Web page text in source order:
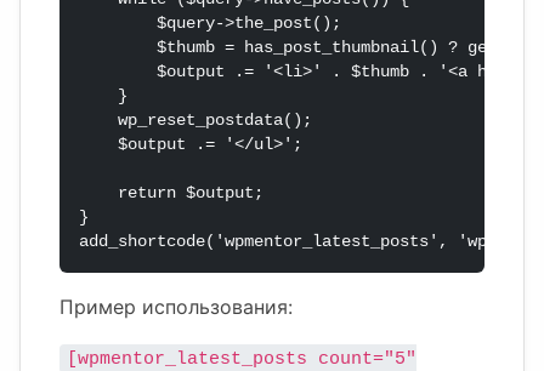
        $query->the_post();
$thumb = has_post_thumbnail() ?
$output .= '<li>' . $thumb . '<a
    }
    wp_reset_postdata();
    $output .= '</ul>';
    return $output;
}
add_shortcode('wpmentor_latest_posts',
Пример использования:
[wpmentor_latest_posts count="5"